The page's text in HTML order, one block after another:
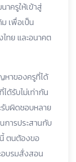
ครูให้เข้าสู่
เพื่อเป็น
ทย และอนาคต
หาของครูที่ได้
ด้รับไม่เท่ากัน
บผิดชอบหลาย
การประสานกับ
ตนต้องขอ
บรมสั่งสอน